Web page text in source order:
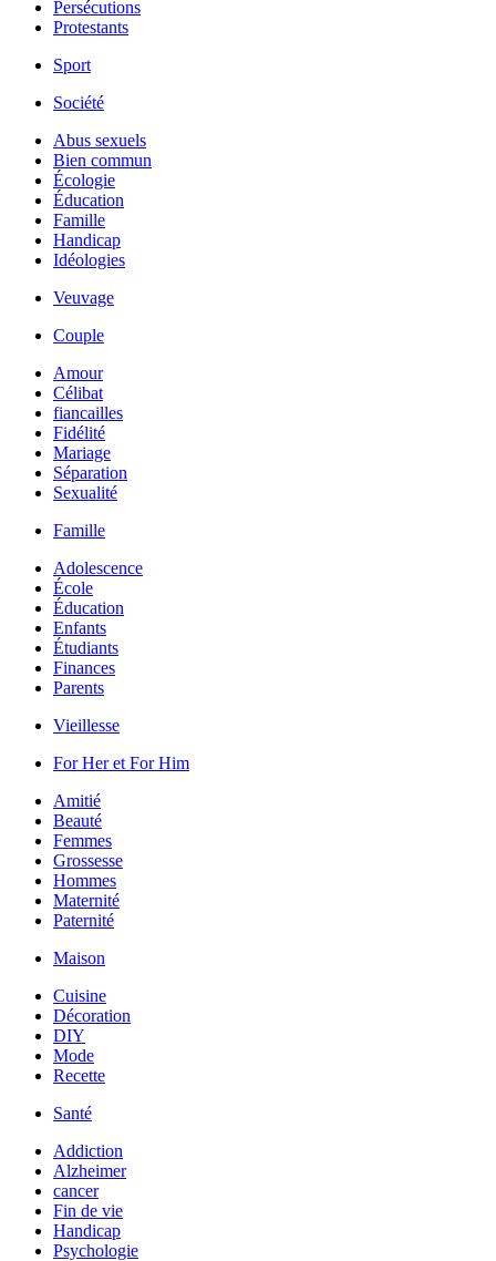
Persécutions
Protestants
Sport
Société
Abus sexuels
Bien commun
Écologie
Éducation
Famille
Handicap
Idéologies
Veuvage
Couple
Amour
Célibat
fiancailles
Fidélité
Mariage
Séparation
Sexualité
Famille
Adolescence
École
Éducation
Enfants
Étudiants
Finances
Parents
Vieillesse
For Her et For Him
Amitié
Beauté
Femmes
Grossesse
Hommes
Maternité
Paternité
Maison
Cuisine
Décoration
DIY
Mode
Recette
Santé
Addiction
Alzheimer
cancer
Fin de vie
Handicap
Psychologie